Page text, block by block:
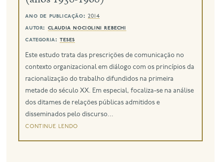
busca
ano de publicação: 2014
autor: claudia nociolini rebechi
categoria: teses
Este estudo trata das prescrições de comunicação no
contexto organizacional em diálogo com os princípios da
racionalização do trabalho difundidos na primeira
metade do século XX. Em especial, focaliza-se na análise
dos ditames de relações públicas admitidos e
disseminados pelo discurso...
continue lendo